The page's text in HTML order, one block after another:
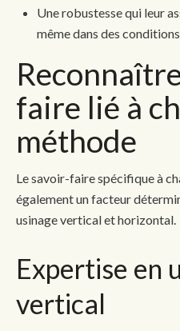
Une robustesse qui leur
même dans des
faire lié à
méthode
Le savoir-faire spécifique à
également un facteur
usinage vertical et horizontal.
Expertise en
vertical